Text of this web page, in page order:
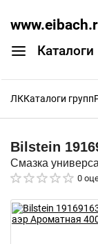
Каталоги
ЛККаталоги групп
Bilstein
Смазка
0